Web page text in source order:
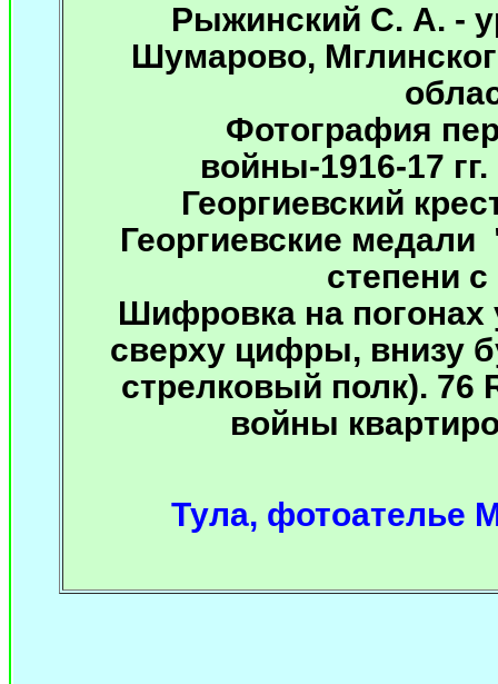
Рыжинский С. А. -
Шумарово,
Фотография
войны-1916-17
Георгиевский
Георгиевские
степени
Шифровка на погонах
сверху цифры, внизу
стрелковый полк).
войны
Тула, фотоателье